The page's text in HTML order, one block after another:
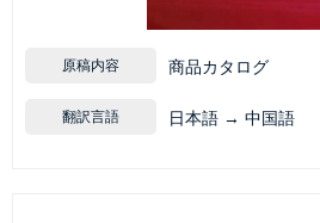
原稿内容 商品カタログ
翻訳言語 日本語 → 中国語